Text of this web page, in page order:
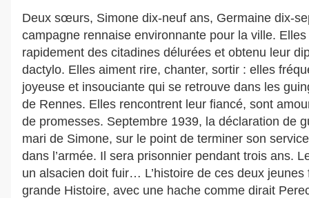
Deux sœurs, Simone dix-neuf ans, Germaine dix-
campagne rennaise environnante pour la ville.
rapidement des citadines délurées et obtenu leur
dactylo. Elles aiment rire, chanter, sortir : elles
joyeuse et insouciante qui se retrouve dans les
de Rennes. Elles rencontrent leur fiancé, sont
de promesses. Septembre 1939, la déclaration de
mari de Simone, sur le point de terminer son
dans l’armée. Il sera prisonnier pendant trois ans.
un alsacien doit fuir… L’histoire de ces deux jeunes
grande Histoire, avec une hache comme dirait